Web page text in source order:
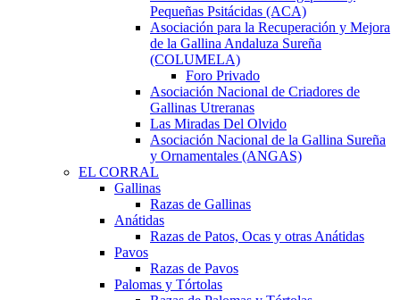
Pequeñas Psitácidas (ACA)
Asociación para la Recuperación y Mejora
de la Gallina Andaluza Sureña
(COLUMELA)
Foro Privado
Asociación Nacional de Criadores de
Gallinas Utreranas
Las Miradas Del Olvido
Asociación Nacional de la Gallina Sureña
y Ornamentales (ANGAS)
EL CORRAL
Gallinas
Razas de Gallinas
Anátidas
Razas de Patos, Ocas y otras Anátidas
Pavos
Razas de Pavos
Palomas y Tórtolas